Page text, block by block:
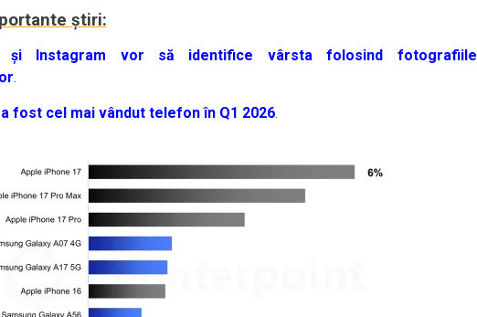
știri:
și Instagram vor să identifice vârsta folosind fotografiile
.
fost cel mai vândut telefon în Q1 2026.